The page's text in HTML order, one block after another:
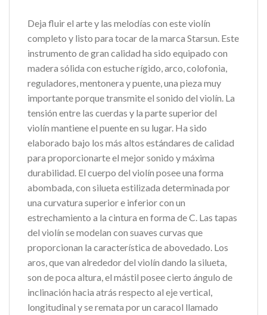
Deja fluir el arte y las melodías con este violín
completo y listo para tocar de la marca Starsun. Este
instrumento de gran calidad ha sido equipado con
madera sólida con estuche rígido, arco, colofonia,
reguladores, mentonera y puente, una pieza muy
importante porque transmite el sonido del violín. La
tensión entre las cuerdas y la parte superior del
violín mantiene el puente en su lugar. Ha sido
elaborado bajo los más altos estándares de calidad
para proporcionarte el mejor sonido y máxima
durabilidad. El cuerpo del violín posee una forma
abombada, con silueta estilizada determinada por
una curvatura superior e inferior con un
estrechamiento a la cintura en forma de C. Las tapas
del violín se modelan con suaves curvas que
proporcionan la característica de abovedado. Los
aros, que van alrededor del violín dando la silueta,
son de poca altura, el mástil posee cierto ángulo de
inclinación hacia atrás respecto al eje vertical,
longitudinal y se remata por un caracol llamado